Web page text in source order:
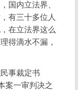
国内立法界、
有三十多位人
在立法界这么
得滴水不漏，
事裁定书
案一审判决之